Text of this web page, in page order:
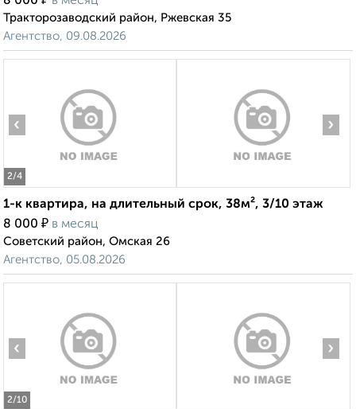
Тракторозаводский район, Ржевская 35
Агентство, 09.08.2026
2/4
‹ ›
1-к квартира, на длительный срок, 38м², 3/10 этаж
8 000 ₽ в месяц
Советский район, Омская 26
Агентство, 05.08.2026
2/10
‹ ›